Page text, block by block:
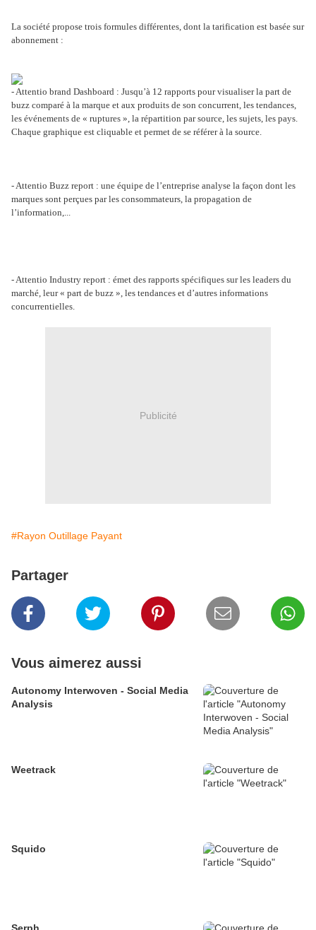
La société propose trois formules différentes, dont la tarification est basée sur
abonnement :
- Attentio brand Dashboard : Jusqu’à 12 rapports pour visualiser la part de
buzz comparé à la marque et aux produits de son concurrent, les tendances,
les événements de « ruptures », la répartition par source, les sujets, les pays.
Chaque graphique est cliquable et permet de se référer à la source.
- Attentio Buzz report : une équipe de l’entreprise analyse la façon dont les
marques sont perçues par les consommateurs, la propagation de
l’information,...
- Attentio Industry report : émet des rapports spécifiques sur les leaders du
marché, leur « part de buzz », les tendances et d’autres informations
concurrentielles.
Publicité
#Rayon Outillage Payant
Partager
Vous aimerez aussi
Autonomy Interwoven - Social Media
Analysis
Weetrack
Squido